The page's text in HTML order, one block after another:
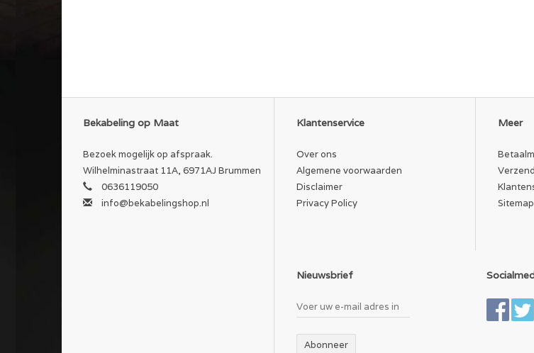
Bekabeling op Maat
Bezoek mogelijk op afspraak.
Wilhelminastraat 11A, 6971AJ Brummen
0636119050
info@bekabelingshop.nl
Klantenservice
Over ons
Algemene voorwaarden
Disclaimer
Privacy Policy
Meer
Sitemap
Nieuwsbrief
Abonneer